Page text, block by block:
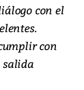
con el
con
salida